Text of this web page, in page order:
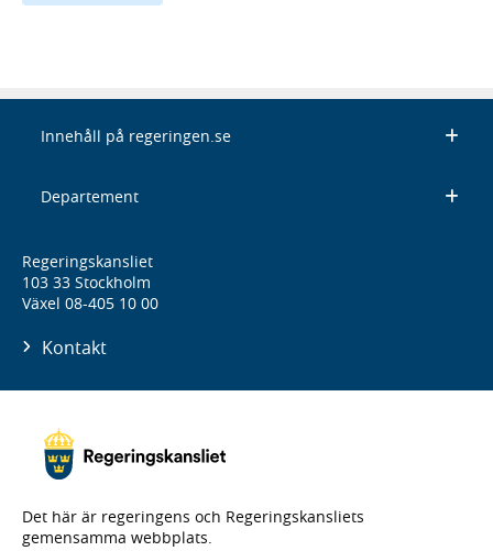
Innehåll på regeringen.se
Departement
Regeringskansliet
103 33 Stockholm
Växel 08-405 10 00
Kontakt
Det här är regeringens och Regeringskansliets
gemensamma webbplats.